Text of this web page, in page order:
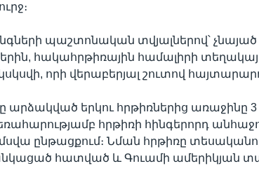
պաշտոնական տվյալներով՝
հակահրթիռային համալիրի
որի վերաբերյալ շուտով
արձակված երկու հրթիռներից առաջինը
հրթիռի հինգերորդ
ընթացքում։ Նման հրթիռը
հատված և Գուամի ամերիկյան